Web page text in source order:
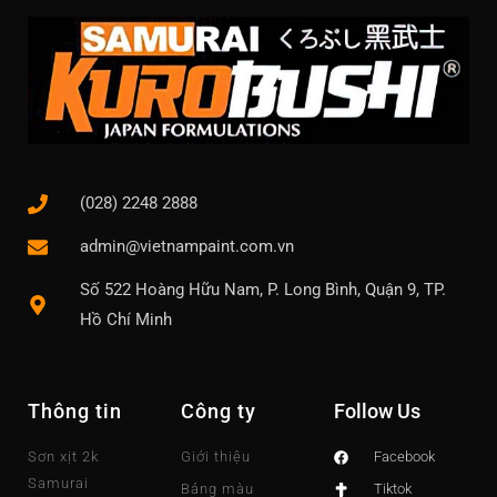
(028) 2248 2888
admin@vietnampaint.com.vn
Số 522 Hoàng Hữu Nam, P. Long Bình, Quận 9, TP.
Hồ Chí Minh
Thông tin
Sơn xịt 2k
Samurai
Công ty
Giới thiệu
Bảng màu
Follow Us
Facebook
Tiktok